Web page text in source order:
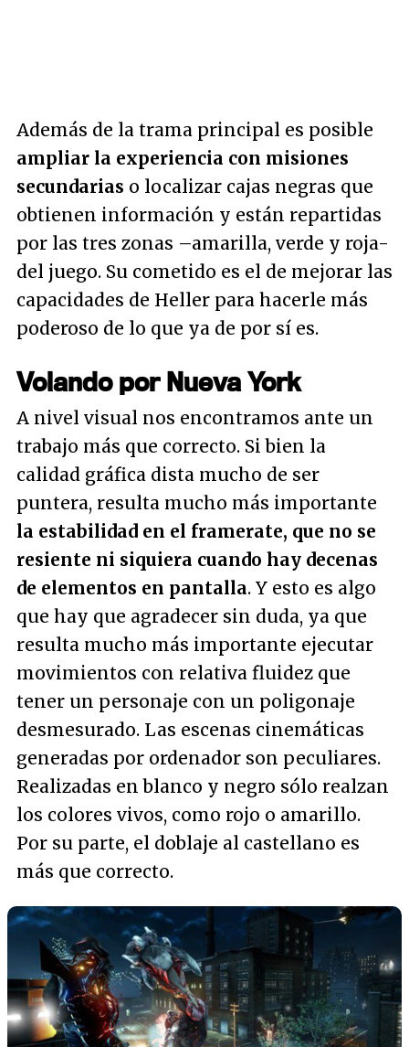
Además de la trama principal es posible
ampliar la experiencia con misiones
secundarias o localizar cajas negras que
obtienen información y están repartidas
por las tres zonas –amarilla, verde y roja-
del juego. Su cometido es el de mejorar las
capacidades de Heller para hacerle más
poderoso de lo que ya de por sí es.
Volando por Nueva York
A nivel visual nos encontramos ante un
trabajo más que correcto. Si bien la
calidad gráfica dista mucho de ser
puntera, resulta mucho más importante
la estabilidad en el framerate, que no se
resiente ni siquiera cuando hay decenas
de elementos en pantalla. Y esto es algo
que hay que agradecer sin duda, ya que
resulta mucho más importante ejecutar
movimientos con relativa fluidez que
tener un personaje con un poligonaje
desmesurado. Las escenas cinemáticas
generadas por ordenador son peculiares.
Realizadas en blanco y negro sólo realzan
los colores vivos, como rojo o amarillo.
Por su parte, el doblaje al castellano es
más que correcto.